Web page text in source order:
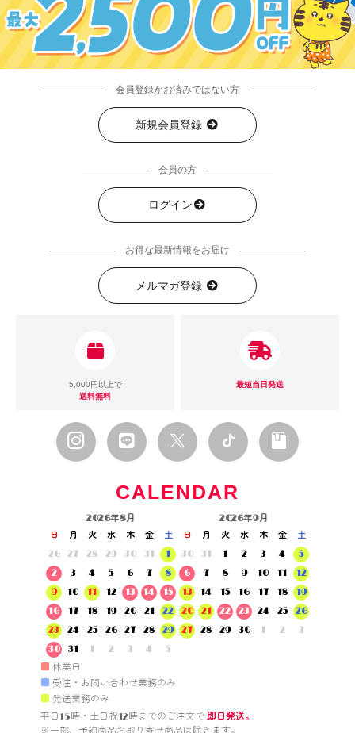
会員登録がお済みではない方
新規会員登録
会員の方
ログイン
お得な最新情報をお届け
メルマガ登録
5,000円以上で
送料無料
最短当日発送
CALENDAR
2026年8月
日 月 火 水 木 金
土
26
27 28 29 30 31
1
2
3 4 5 6 7
8
9
10 11 12 13 14
15
16
17 18 19 20 21
22
23
24 25 26 27 28
29
30
31 1 2 3 4 5
2026年9月
日 月 火 水 木 金
土
30
31 1 2 3 4
5
6
7 8 9 10 11
12
13
14 15 16 17 18
19
20
21 22 23 24 25
26
27
28 29 30 1 2 3
■ 休業日
■ 受注・お問い合わせ業務のみ
■ 発送業務のみ
平日15時・土日祝12時までのご注文で 即日発送。